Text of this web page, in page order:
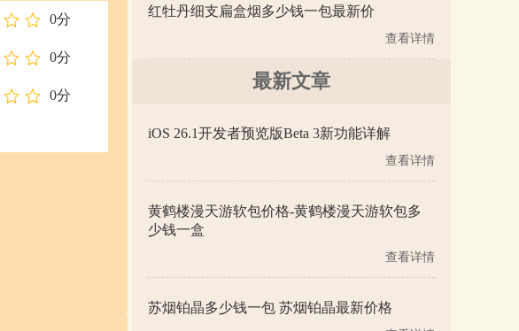
0分
0分
0分
红牡丹细支扁盒烟多少钱一包最新价
查看详情
最新文章
iOS 26.1开发者预览版Beta 3新功能详解
查看详情
黄鹤楼漫天游软包价格-黄鹤楼漫天游软包多
少钱一盒
查看详情
苏烟铂晶多少钱一包 苏烟铂晶最新价格